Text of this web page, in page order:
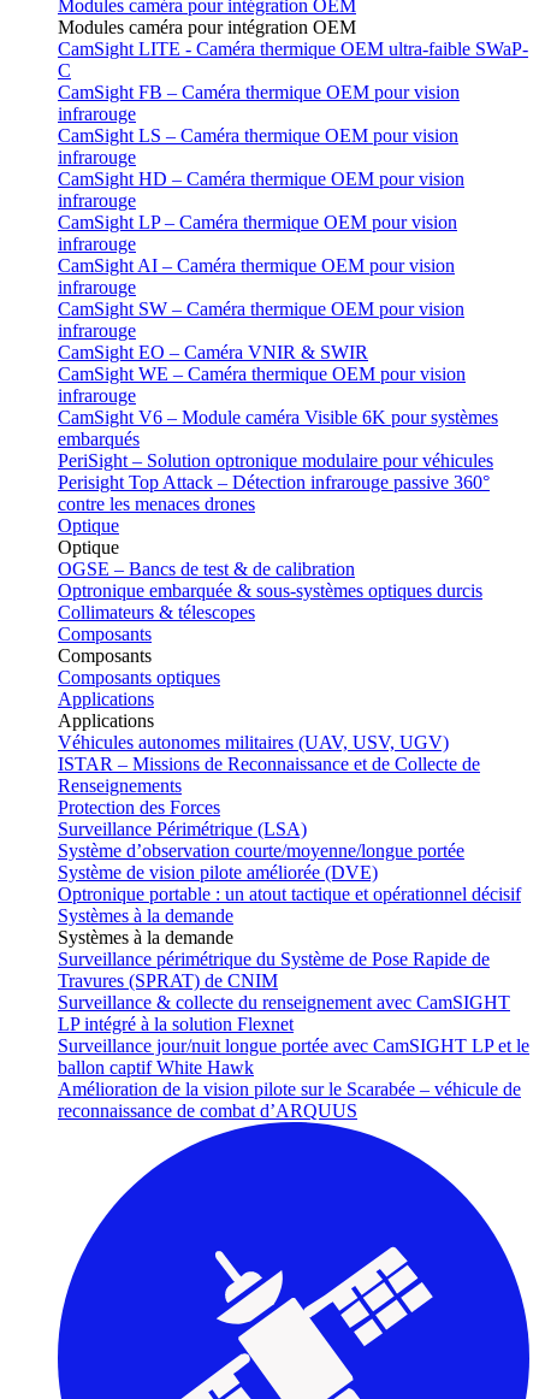
Modules caméra pour intégration OEM
Modules caméra pour intégration OEM
CamSight LITE - Caméra thermique OEM ultra-faible SWaP-
C
CamSight FB – Caméra thermique OEM pour vision
infrarouge
CamSight LS – Caméra thermique OEM pour vision
infrarouge
CamSight HD – Caméra thermique OEM pour vision
infrarouge
CamSight LP – Caméra thermique OEM pour vision
infrarouge
CamSight AI – Caméra thermique OEM pour vision
infrarouge
CamSight SW – Caméra thermique OEM pour vision
infrarouge
CamSight EO – Caméra VNIR & SWIR
CamSight WE – Caméra thermique OEM pour vision
infrarouge
CamSight V6 – Module caméra Visible 6K pour systèmes
embarqués
PeriSight – Solution optronique modulaire pour véhicules
Perisight Top Attack – Détection infrarouge passive 360°
contre les menaces drones
Optique
Optique
OGSE – Bancs de test & de calibration
Optronique embarquée & sous-systèmes optiques durcis
Collimateurs & télescopes
Composants
Composants
Composants optiques
Applications
Applications
Véhicules autonomes militaires (UAV, USV, UGV)
ISTAR – Missions de Reconnaissance et de Collecte de
Renseignements
Protection des Forces
Surveillance Périmétrique (LSA)
Système d’observation courte/moyenne/longue portée
Système de vision pilote améliorée (DVE)
Optronique portable : un atout tactique et opérationnel décisif
Systèmes à la demande
Systèmes à la demande
Surveillance périmétrique du Système de Pose Rapide de
Travures (SPRAT) de CNIM
Surveillance & collecte du renseignement avec CamSIGHT
LP intégré à la solution Flexnet
Surveillance jour/nuit longue portée avec CamSIGHT LP et le
ballon captif White Hawk
Amélioration de la vision pilote sur le Scarabée – véhicule de
reconnaissance de combat d’ARQUUS